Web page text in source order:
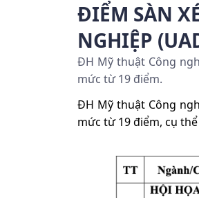
ĐIỂM SÀN
NGHIỆP
ĐH Mỹ thuật Công
mức từ 19 điểm.
ĐH Mỹ thuật Công
mức từ 19 điểm, cụ